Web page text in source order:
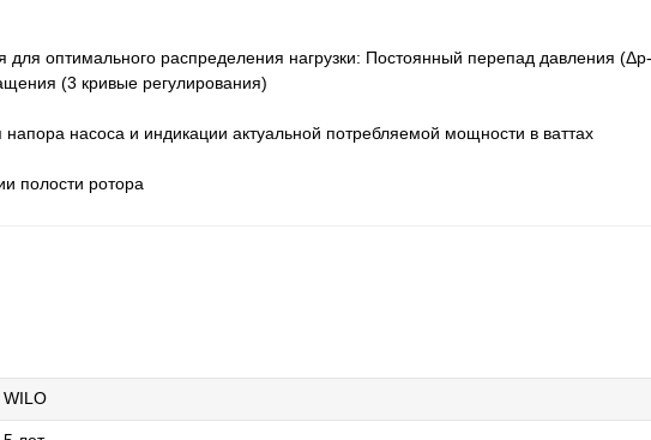
оптимального распределения нагрузки: Постоянный перепад давления
(3 кривые регулирования)
насоса и индикации актуальной потребляемой мощности в ваттах
полости ротора
WILO